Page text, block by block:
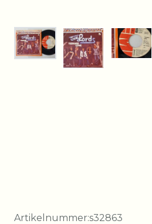
Artikelnummer:s32863